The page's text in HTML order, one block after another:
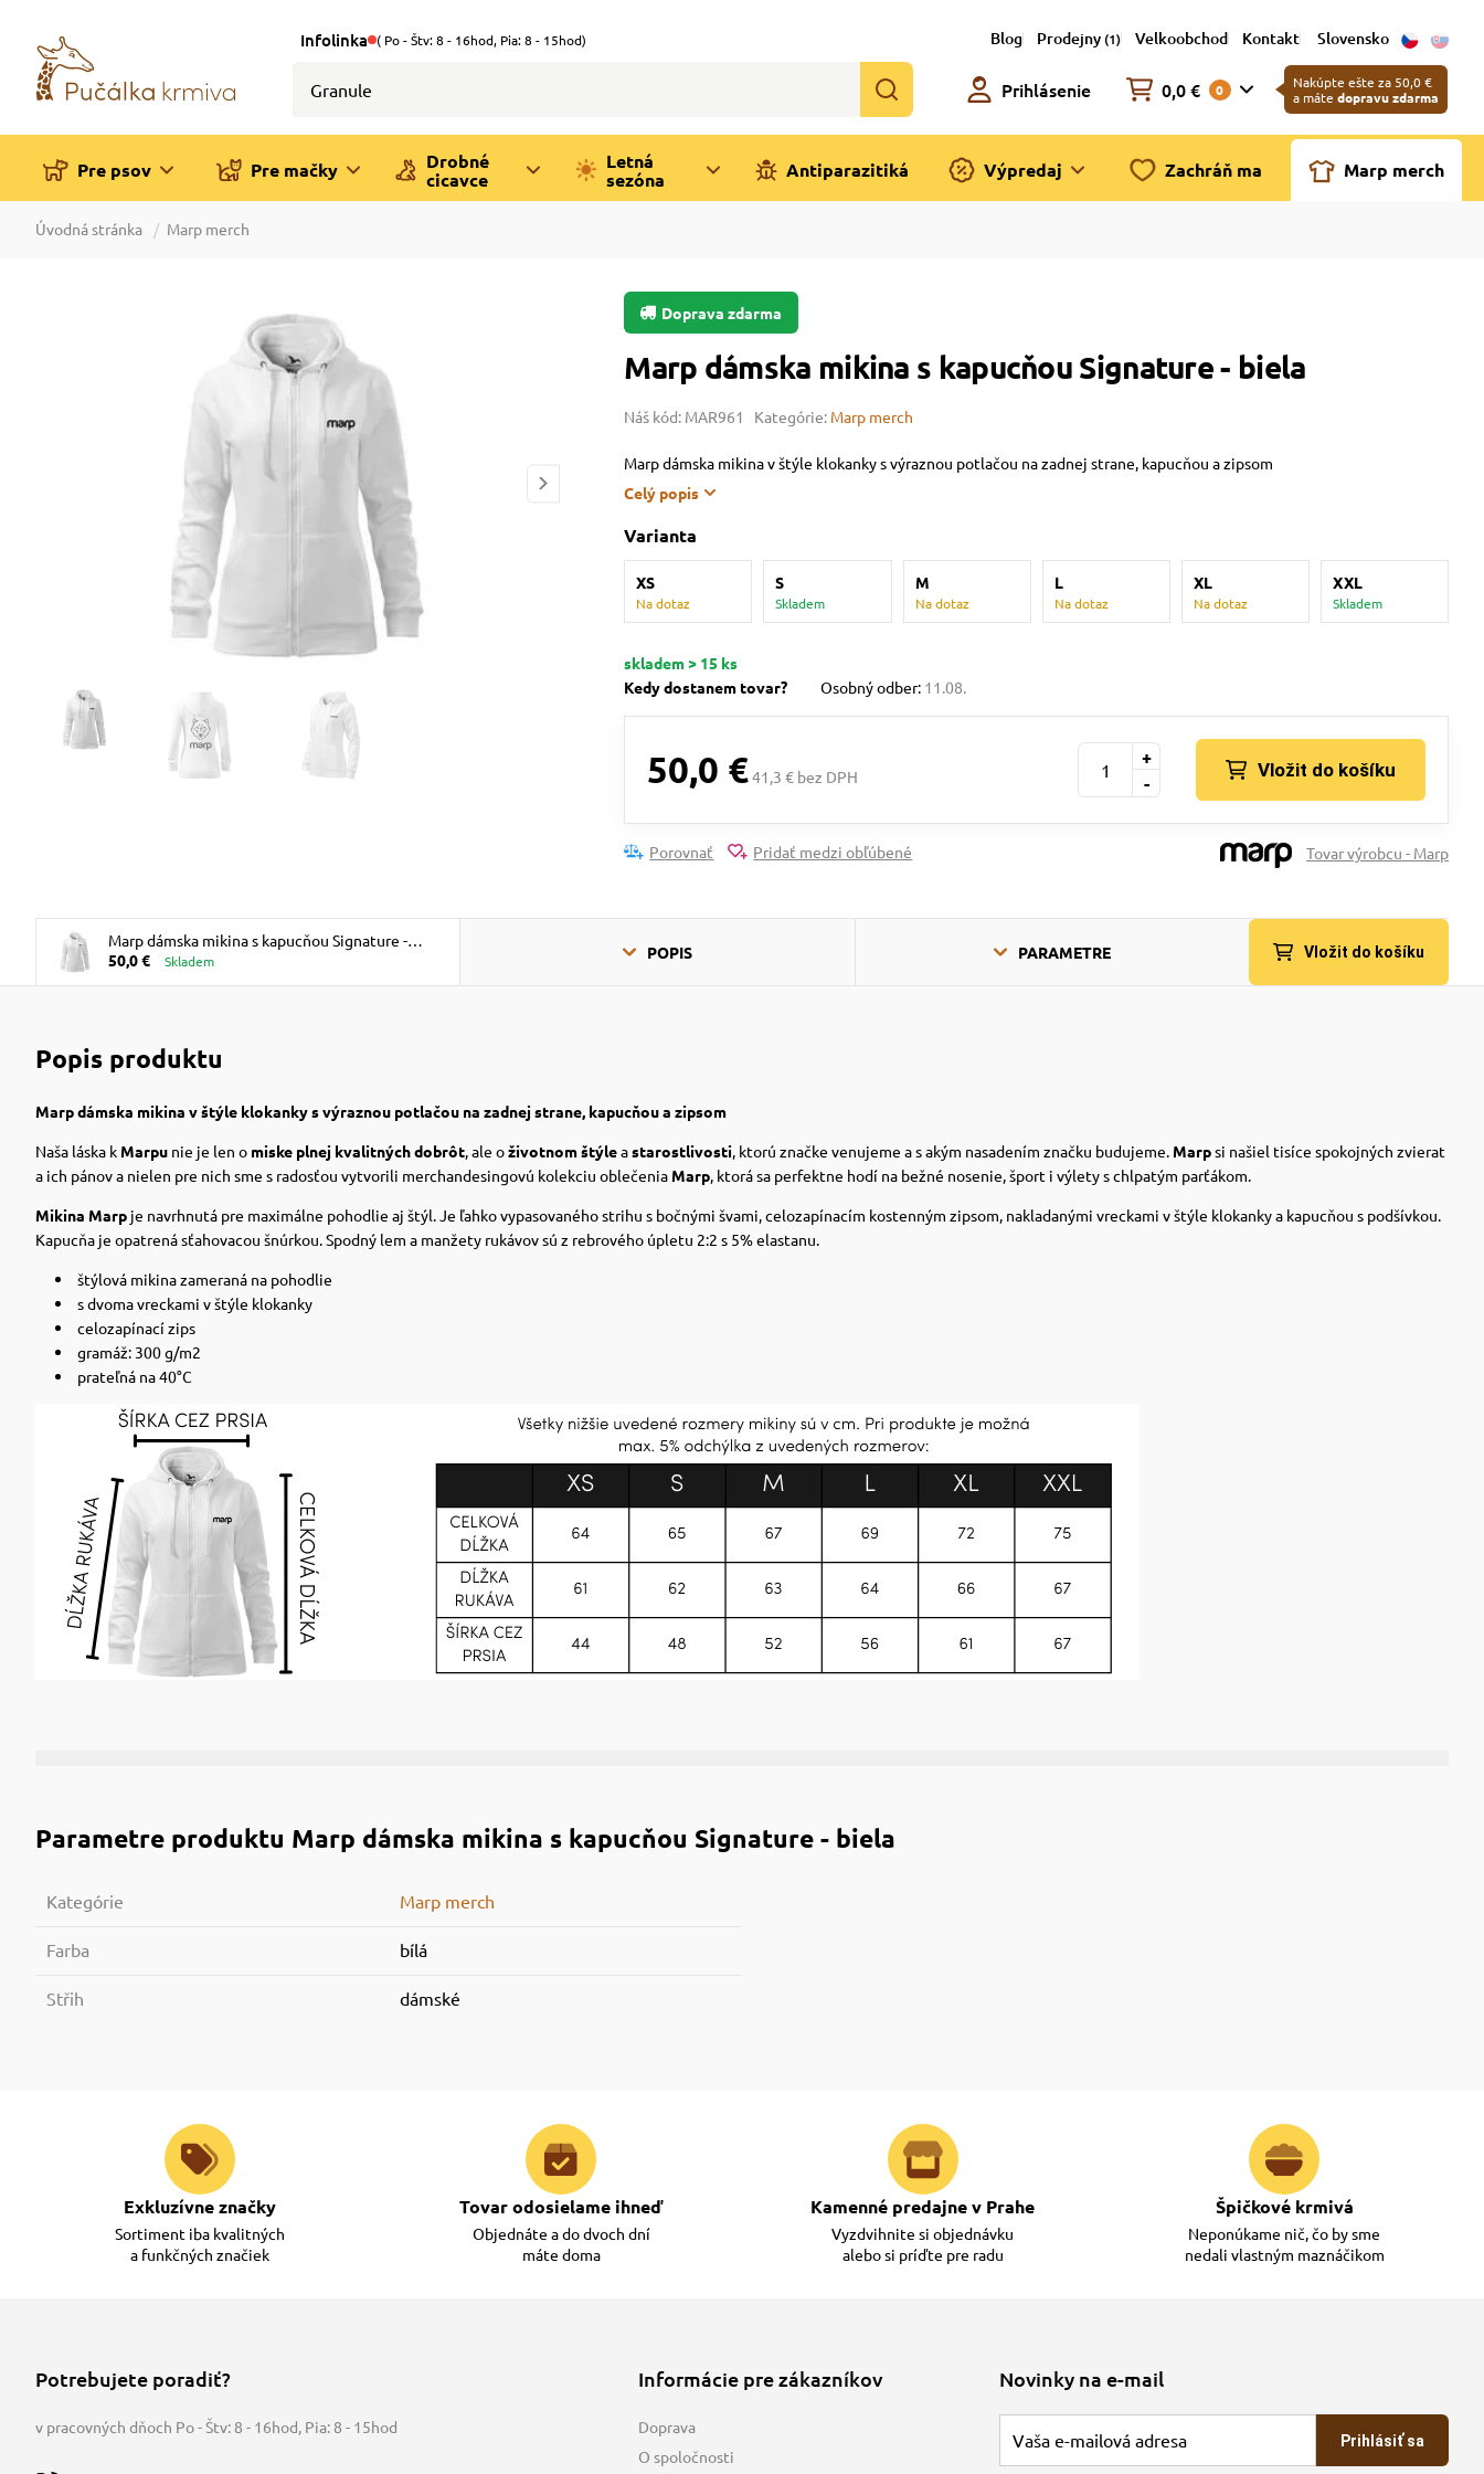
Infolinka ( Po - Štv: 8 - 16hod, Pia: 8 - 15hod) Blog Prodejny (1) Velkoobchod Kontakt Slovensko
Prihlásenie 0,0 € 0
Nakúpte ešte za 50,0 €
a máte dopravu zdarma
Pre psov Pre mačky
Drobné
cicavce
Letná
sezóna
Antiparazitiká Výpredaj Zachráň ma Marp merch
Úvodná stránka Marp merch
Doprava zdarma
Marp dámska mikina s kapucňou Signature - biela
Náš kód: MAR961 Kategórie: Marp merch
Marp dámska mikina v štýle klokanky s výraznou potlačou na zadnej strane, kapucňou a zipsom
Celý popis
Varianta
XS
Na dotaz
S
Skladem
M
Na dotaz
L
Na dotaz
XL
Na dotaz
XXL
Skladem
skladem > 15 ks
Kedy dostanem tovar?
Osobný odber: 11.08.
50,0 €41,3 € bez DPH -
+
Vložit do košíku
Porovnať Pridať medzi obľúbené Tovar výrobcu - Marp
Marp dámska mikina s kapucňou Signature -
biela
50,0 € Skladem POPIS PARAMETRE Vložit do košíku
Popis produktu
Marp dámska mikina v štýle klokanky s výraznou potlačou na zadnej strane, kapucňou a zipsom
Naša láska k Marpu nie je len o miske plnej kvalitných dobrôt, ale oživotnom štýleastarostlivosti, ktorú značke venujeme a s akým nasadením značku budujeme. Marpsi našiel tisíce spokojných zvierat
a ich pánov a nielen pre nich sme s radosťou vytvorili merchandesingovú kolekciu oblečenia Marp, ktorá sa perfektne hodí na bežné nosenie, šport i výlety s chlpatým parťákom.
Mikina Marp je navrhnutá pre maximálne pohodlie aj štýl. Je ľahko vypasovaného strihu s bočnými švami, celozapínacím kostenným zipsom, nakladanými vreckami v štýle klokanky a kapucňou s podšívkou.
Kapucňa je opatrená sťahovacou šnúrkou. Spodný lem a manžety rukávov sú z rebrového úpletu 2:2 s 5% elastanu.
štýlová mikina zameraná na pohodlie
s dvoma vreckami v štýle klokanky
celozapínací zips
gramáž: 300 g/m2
prateľná na 40°C
Parametre produktu Marp dámska mikina s kapucňou Signature - biela
Kategórie Marp merch
Farba bílá
Střih dámské
Exkluzívne značky
Sortiment iba kvalitných
a funkčných značiek
Tovar odosielame ihneď
Objednáte a do dvoch dní
máte doma
Kamenné predajne v Prahe
Vyzdvihnite si objednávku
alebo si príďte pre radu
Špičkové krmivá
Neponúkame nič, čo by sme
nedali vlastným maznáčikom
Potrebujete poradiť?
v pracovných dňoch Po - Štv: 8 - 16hod, Pia: 8 - 15hod
Informácie pre zákazníkov
Doprava
O spoločnosti
Novinky na e-mail
Prihlásiť sa